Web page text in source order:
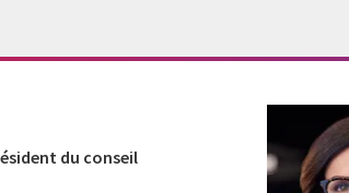
du conseil